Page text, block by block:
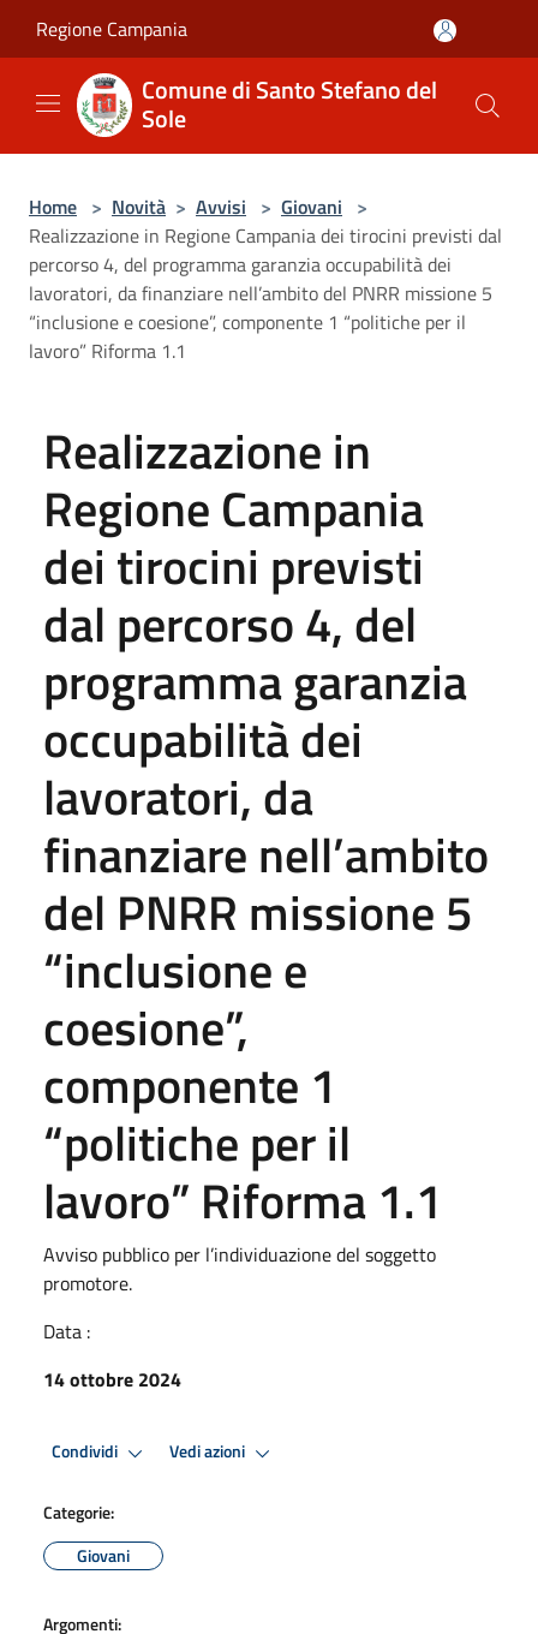
Regione Campania
Comune di Santo Stefano del
Sole
Home > Novità > Avvisi > Giovani >
Realizzazione in Regione Campania dei tirocini previsti dal
percorso 4, del programma garanzia occupabilità dei
lavoratori, da finanziare nell’ambito del PNRR missione 5
“inclusione e coesione”, componente 1 “politiche per il
lavoro” Riforma 1.1
Realizzazione in
Regione Campania
dei tirocini previsti
dal percorso 4, del
programma garanzia
occupabilità dei
lavoratori, da
finanziare nell’ambito
del PNRR missione 5
“inclusione e
coesione”,
componente 1
“politiche per il
lavoro” Riforma 1.1
Avviso pubblico per l’individuazione del soggetto
promotore.
Data :
14 ottobre 2024
Condividi Vedi azioni
Categorie:
Giovani
Argomenti: